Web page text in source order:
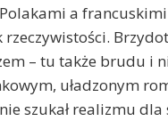
a
– tu także brudu i
uładzonym
szukał realizmu